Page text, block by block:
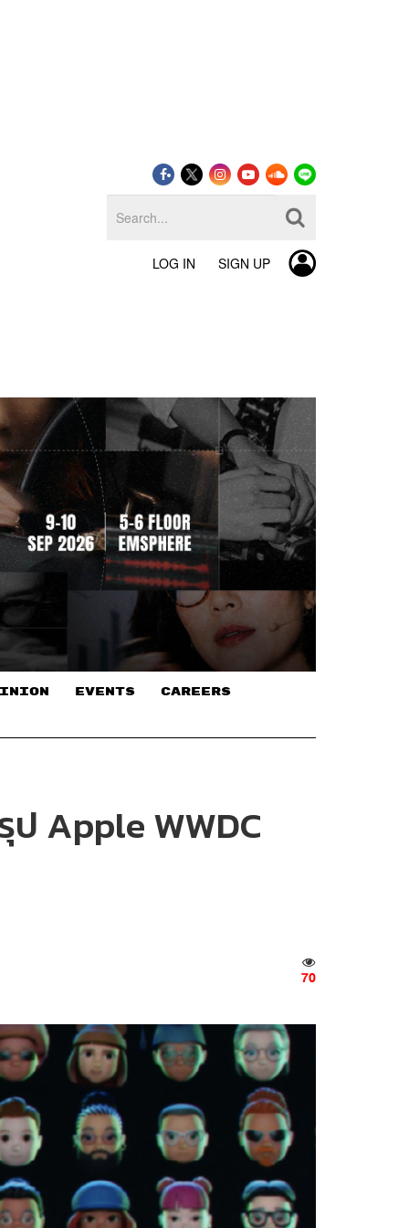
LOG IN SIGN UP
EVENTS CAREERS
ป Apple WWDC
70